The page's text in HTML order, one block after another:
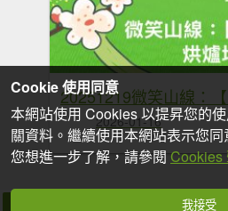
2026-01-16
Cookie 使用同意
本網站使用 Cookies 以提昇您的
關資料。繼續使用本網站表示您
您想進一步了解，請參閱 Cookies
我接受